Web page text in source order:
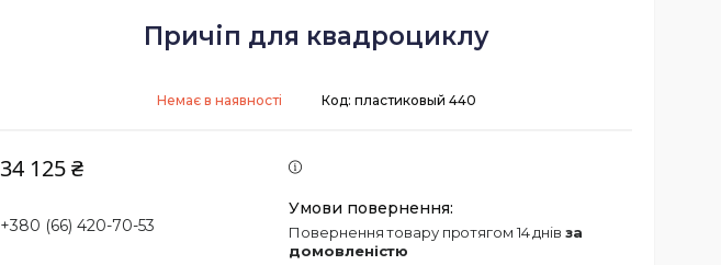
Причіп для квадроциклу
Немає в наявності Код: пластиковый 440
34 125 ₴
+380 (66) 420-70-53 повернення товару протягом 14 днів за
домовленістю